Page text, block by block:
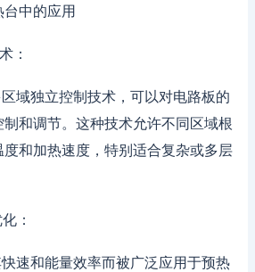
中的应用
：
域独立控制技术，可以对电路板的
和调节。这种技术允许不同区域根
和加热速度，特别适合复杂或多层
：
速和能量效率而被广泛应用于预热